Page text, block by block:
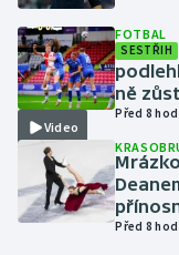
Motorsport
Olympijské hry
Parasport
Plavání
Plážový volejbal
Video
FOTBAL
SESTŘIH
ně
Před 8 hod
Před 8 hod